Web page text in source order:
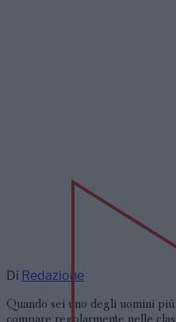
Di Redazione
Quando sei uno degli uomini
compare regolarmente nelle